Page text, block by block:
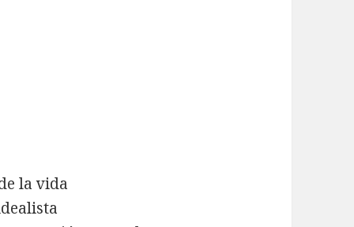
la vida